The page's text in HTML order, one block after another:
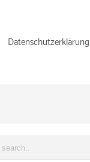
Datenschutzerklärung